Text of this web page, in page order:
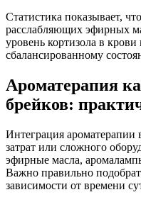
Статистика показывает,
расслабляющих эфирных
уровень кортизола в крови
сбалансированному
Ароматерапия
брейков:
Интеграция ароматерапии
затрат или сложного
эфирные масла,
Важно правильно
зависимости от времени